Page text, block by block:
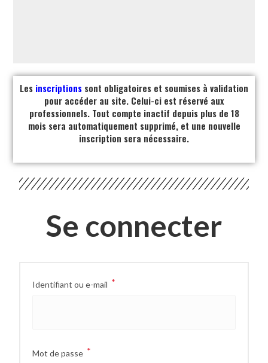
Les inscriptions sont obligatoires et soumises à validation
pour accéder au site. Celui-ci est réservé aux
professionnels. Tout compte inactif depuis plus de 18
mois sera automatiquement supprimé, et une nouvelle
inscription sera nécessaire.
Se connecter
Identifiant ou e-mail *
Mot de passe *